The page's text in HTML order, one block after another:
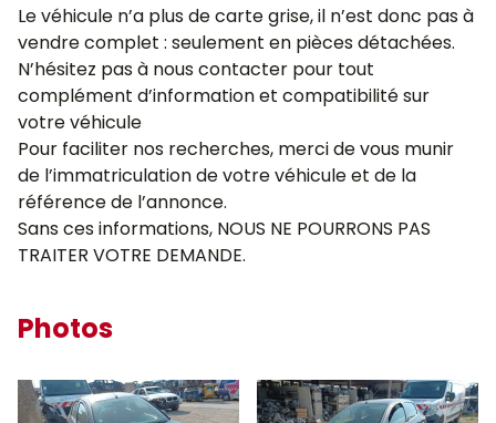
Le véhicule n’a plus de carte grise, il n’est donc pas à
vendre complet : seulement en pièces détachées.
N’hésitez pas à nous contacter pour tout
complément d’information et compatibilité sur
votre véhicule
Pour faciliter nos recherches, merci de vous munir
de l’immatriculation de votre véhicule et de la
référence de l’annonce.
Sans ces informations, NOUS NE POURRONS PAS
TRAITER VOTRE DEMANDE.
Photos